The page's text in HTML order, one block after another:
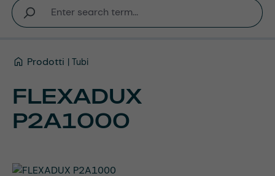
Prodotti Tubi
FLEXADUX
P2A1000